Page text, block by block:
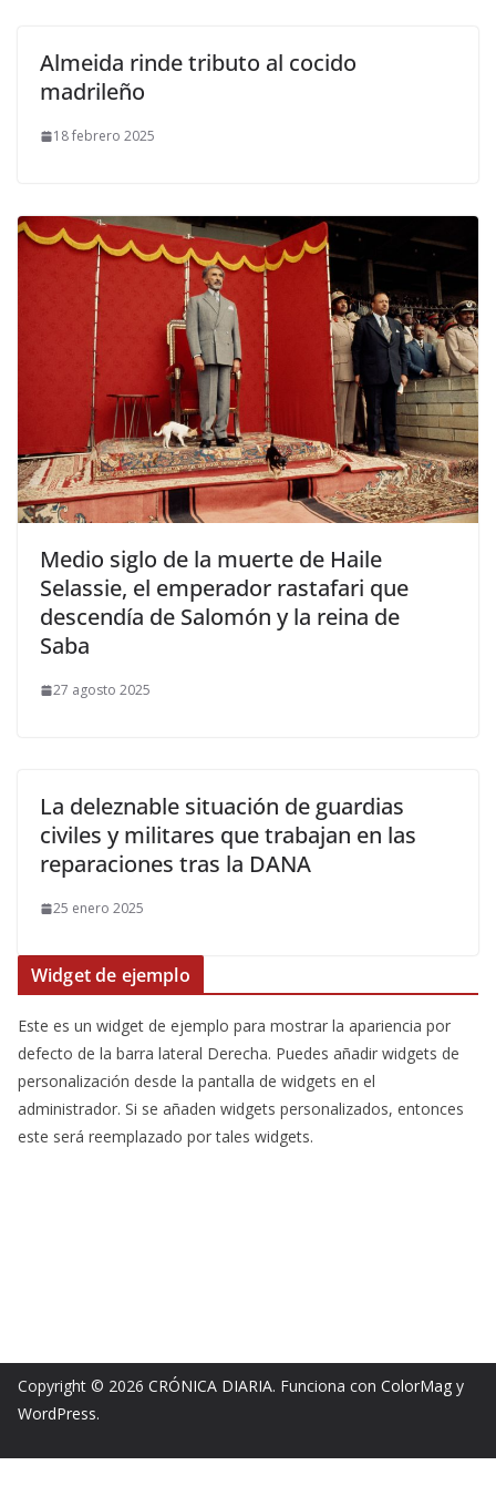
Almeida rinde tributo al cocido
madrileño
18 febrero 2025
​Medio siglo de la muerte de Haile
Selassie, el emperador rastafari que
descendía de Salomón y la reina de
Saba
27 agosto 2025
La deleznable situación de guardias
civiles y militares que trabajan en las
reparaciones tras la DANA
25 enero 2025
Widget de ejemplo
Este es un widget de ejemplo para mostrar la apariencia por
defecto de la barra lateral Derecha. Puedes añadir widgets de
personalización desde la pantalla de widgets en el
administrador. Si se añaden widgets personalizados, entonces
este será reemplazado por tales widgets.
Copyright © 2026 CRÓNICA DIARIA. Funciona con ColorMag y
WordPress.